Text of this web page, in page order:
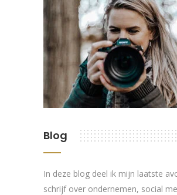
Blog
In deze blog deel ik mijn laatste
schrijf over ondernemen, social